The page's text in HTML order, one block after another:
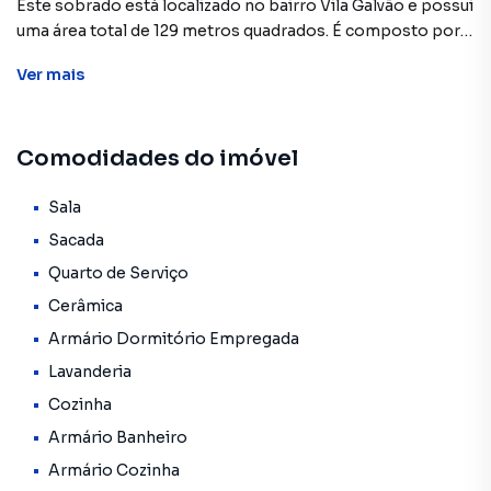
Este sobrado está localizado no bairro Vila Galvão e possui
uma área total de 129 metros quadrados. É composto por:
2 dormitórios, incluindo 1 suíte.
Cozinha equipada com armários e fogão.
Área de serviço.
Varanda.
Quintal nos fundos.
Dependência de empregada com 1 banheiro.
2 vagas de garagem.
Ótimo acabamento.
Portas amplas nos quartos e corredores.
Localização
A casa está situada em uma localização privilegiada,
Ver mais
Comodidades do imóvel
Sala
Sacada
Quarto de Serviço
Cerâmica
Armário Dormitório Empregada
Lavanderia
Cozinha
Armário Banheiro
Armário Cozinha